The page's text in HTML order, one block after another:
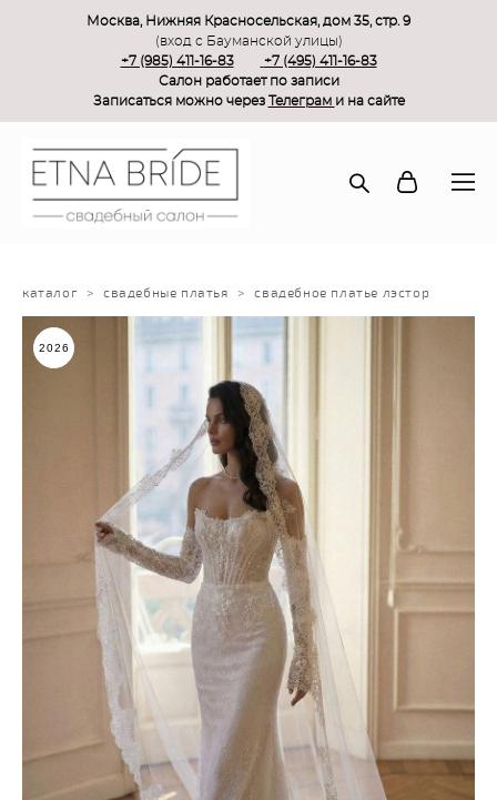
Москва, Нижняя Красносельская, дом 35, стр. 9
(вход с Бауманской улицы)
+7 (985) 411-16-83
+7 (495) 411-16-83
Салон работает по записи
Записаться можно через Телеграм и на сайте
каталог > свадебные платья > свадебное платье лэстор
2026